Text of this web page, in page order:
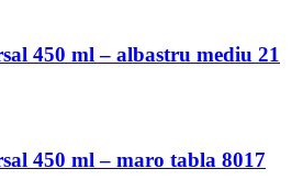
450 ml – albastru mediu 21
450 ml – maro tabla 8017